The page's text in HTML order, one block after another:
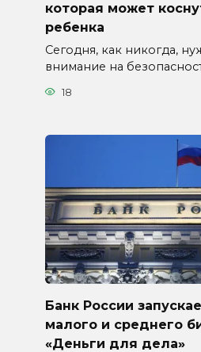
которая может
ребенка
Сегодня, как никогда,
внимание на
18
Банк России
малого и среднего
«Деньги для дела»